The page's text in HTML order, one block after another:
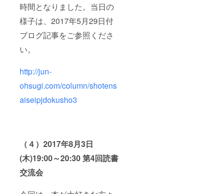
時間となりました。当日の
様子は、2017年5月29日付
ブログ記事をご参照くださ
い。
http://jun-
ohsugi.com/column/shotens
aiseipjdokusho3
（４）2017年8月3日
(木)19:00～20:30 第4回読書
交流会